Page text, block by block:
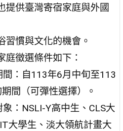
提供臺灣寄宿家庭與外國
習慣與文化的機會。
庭徵選條件如下：
間：自113年6月中旬至113
間（可彈性選擇）。
：NSLI-Y高中生、CLS大
大學生、淡大領航計畫大